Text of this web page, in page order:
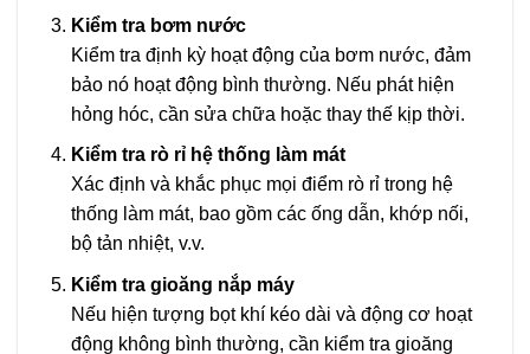
Kiểm tra bơm nước
Kiểm tra định kỳ hoạt động của bơm nước, đảm
bảo nó hoạt động bình thường. Nếu phát hiện
hỏng hóc, cần sửa chữa hoặc thay thế kịp thời.
Kiểm tra rò rỉ hệ thống làm mát
Xác định và khắc phục mọi điểm rò rỉ trong hệ
thống làm mát, bao gồm các ống dẫn, khớp nối,
bộ tản nhiệt, v.v.
Kiểm tra gioăng nắp máy
Nếu hiện tượng bọt khí kéo dài và động cơ hoạt
động không bình thường, cần kiểm tra gioăng